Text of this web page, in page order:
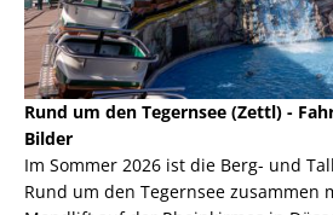
Rund um den Tegernsee (Zettl) -
Bilder
Im Sommer 2026 ist die Berg- und
Rund um den Tegernsee zusammen